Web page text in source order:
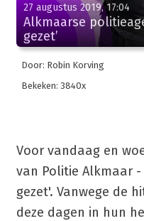
27 augustus 2019, 17:04
Alkmaarse
gezet’
Door: Robin Korving
Bekeken: 3840x
Voor vandaag en
van Politie Alkmaar
gezet'. Vanwege de
deze dagen in hun